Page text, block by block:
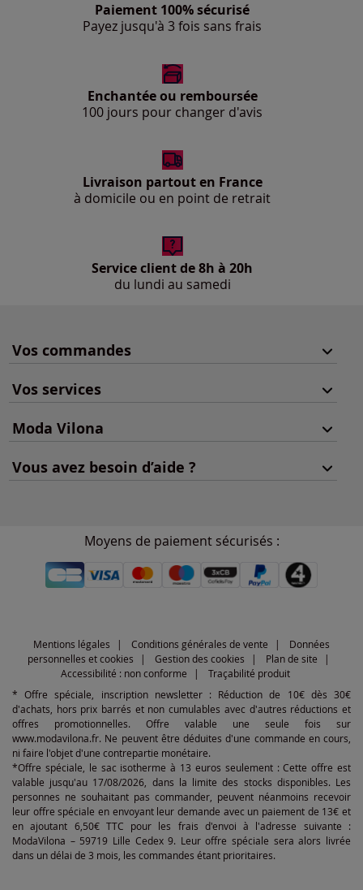
Paiement 100% sécurisé
Payez jusqu'à 3 fois sans frais
Enchantée ou remboursée
100 jours pour changer d'avis
Livraison partout en France
à domicile ou en point de retrait
Service client de 8h à 20h
du lundi au samedi
Vos commandes
Vos services
Moda Vilona
Vous avez besoin d’aide ?
Moyens de paiement sécurisés :
Mentions légales Conditions générales de vente
Données
personnelles et cookies
Gestion des cookies
Plan de site
Accessibilité : non conforme
Traçabilité produit
* Offre spéciale, inscription newsletter : Réduction de 10€ dès 30€
d'achats, hors prix barrés et non cumulables avec d'autres réductions et
offres promotionnelles. Offre valable une seule fois sur
www.modavilona.fr. Ne peuvent être déduites d'une commande en cours,
ni faire l'objet d'une contrepartie monétaire.
*Offre spéciale, le sac isotherme à 13 euros seulement : Cette offre est
valable jusqu'au 17/08/2026, dans la limite des stocks disponibles. Les
personnes ne souhaitant pas commander, peuvent néanmoins recevoir
leur offre spéciale en envoyant leur demande avec un paiement de 13€ et
en ajoutant 6,50€ TTC pour les frais d'envoi à l'adresse suivante :
ModaVilona – 59719 Lille Cedex 9. Leur offre spéciale sera alors livrée
dans un délai de 3 mois, les commandes étant prioritaires.